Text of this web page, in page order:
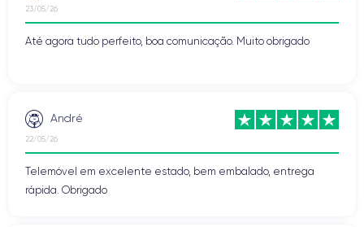
23/05/26
Até agora tudo perfeito, boa comunicação. Muito obrigado
André
22/05/26
Telemóvel em excelente estado, bem embalado, entrega
rápida. Obrigado